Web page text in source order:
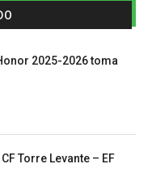
2025-2026 toma
CF Torre Levante – EF